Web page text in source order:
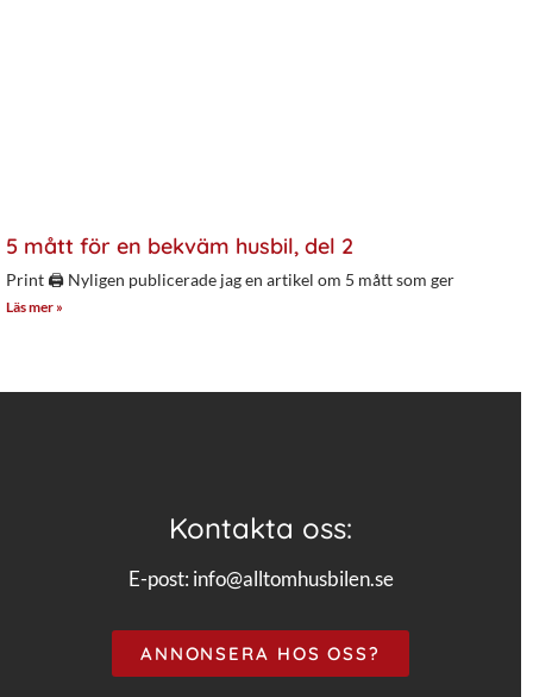
5 mått för en bekväm husbil, del 2
Print 🖨 Nyligen publicerade jag en artikel om 5 mått som ger
Läs mer »
Kontakta oss:
E-post: info@alltomhusbilen.se
ANNONSERA HOS OSS?